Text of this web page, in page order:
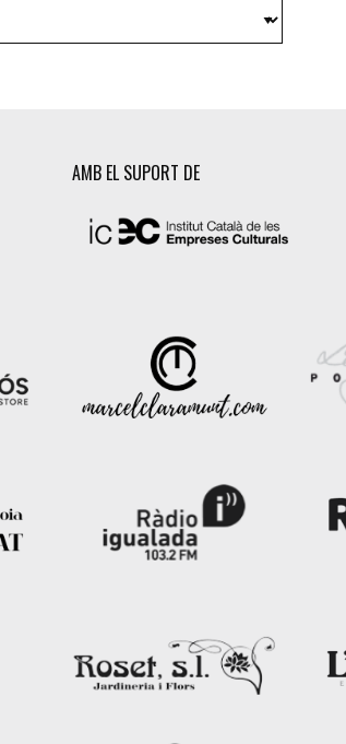
AMB EL SUPORT DE